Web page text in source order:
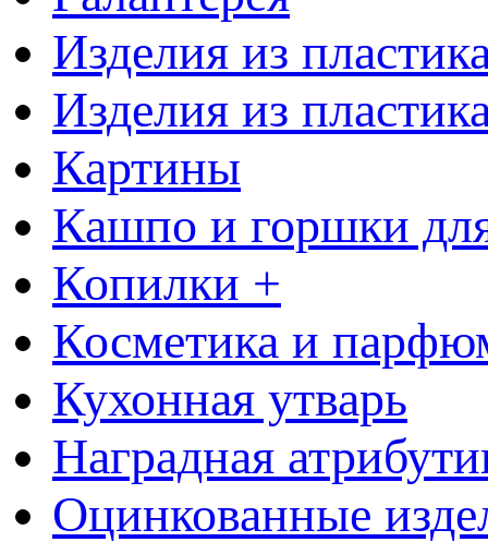
Изделия из
Изделия из
Картины
Кашпо и горшки
Копилки +
Косметика и
Кухонная утварь
Наградная
Оцинкованные